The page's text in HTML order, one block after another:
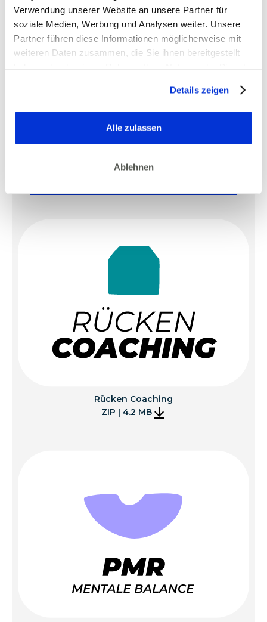
Verwendung unserer Website an unsere Partner für
soziale Medien, Werbung und Analysen weiter. Unsere
Partner führen diese Informationen möglicherweise mit
weiteren Daten zusammen, die Sie ihnen bereitgestellt
Details zeigen
Alle zulassen
Ablehnen
Power durch Pause
Rücken Coaching
ZIP | 4.2 MB